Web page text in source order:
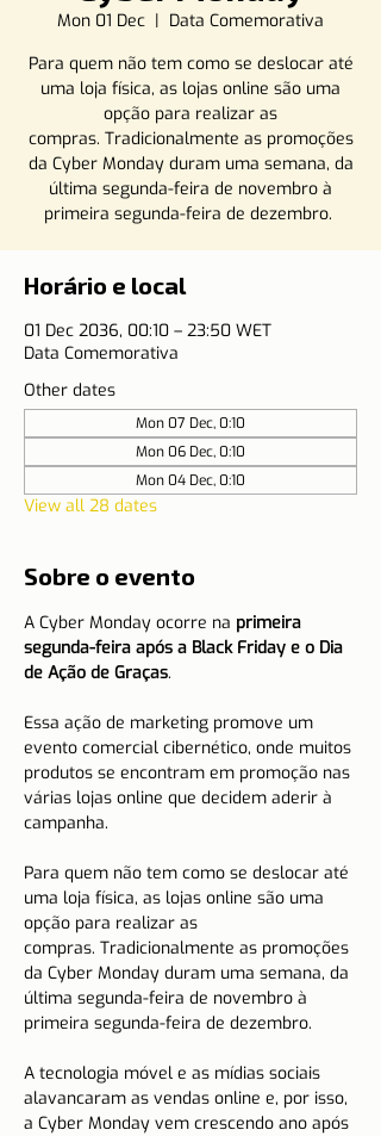
Mon 01 Dec
  |
Data Comemorativa
Para quem não tem como se deslocar até
uma loja física, as lojas online são uma
opção para realizar as
compras. Tradicionalmente as promoções
da Cyber Monday duram uma semana, da
última segunda-feira de novembro à
primeira segunda-feira de dezembro.
Horário e local
01 Dec 2036, 00:10 – 23:50 WET
Data Comemorativa
Other dates
Mon 07 Dec, 0:10
Mon 06 Dec, 0:10
Mon 04 Dec, 0:10
View all 28 dates
Sobre o evento
A Cyber Monday ocorre na primeira
segunda-feira após a Black Friday e o Dia
de Ação de Graças.
Essa ação de marketing promove um
evento comercial cibernético, onde muitos
produtos se encontram em promoção nas
várias lojas online que decidem aderir à
campanha.
Para quem não tem como se deslocar até
uma loja física, as lojas online são uma
opção para realizar as
compras. Tradicionalmente as promoções
da Cyber Monday duram uma semana, da
última segunda-feira de novembro à
primeira segunda-feira de dezembro.
A tecnologia móvel e as mídias sociais
alavancaram as vendas online e, por isso,
a Cyber Monday vem crescendo ano após